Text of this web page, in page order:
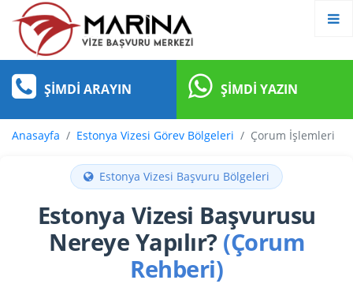
ŞIMDI ARAYIN ŞIMDI YAZIN
Anasayfa Estonya Vizesi Görev Bölgeleri Çorum İşlemleri
Estonya Vizesi Başvuru Bölgeleri
Estonya Vizesi Başvurusu
Nereye Yapılır? (Çorum
Rehberi)